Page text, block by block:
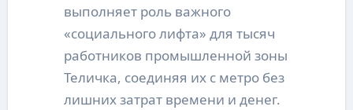
выполняет роль важного
«социального лифта» для тысяч
работников промышленной зоны
Теличка, соединяя их с метро без
лишних затрат времени и денег.